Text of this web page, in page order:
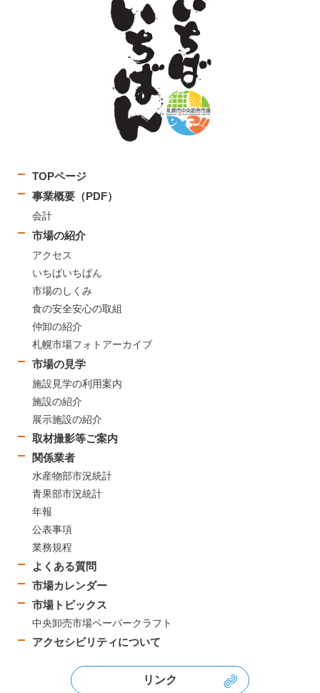
TOPページ
事業概要（PDF）
会計
市場の紹介
アクセス
いちばいちばん
市場のしくみ
食の安全安心の取組
仲卸の紹介
札幌市場フォトアーカイブ
市場の見学
施設見学の利用案内
施設の紹介
展示施設の紹介
取材撮影等ご案内
関係業者
水産物部市況統計
青果部市況統計
年報
公表事項
業務規程
よくある質問
市場カレンダー
市場トピックス
中央卸売市場ペーパークラフト
アクセシビリティについて
リンク